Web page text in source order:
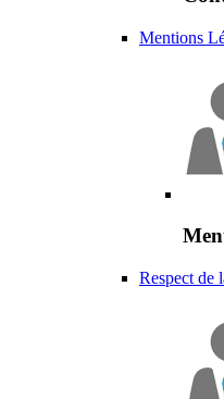
Mentions
Respect de